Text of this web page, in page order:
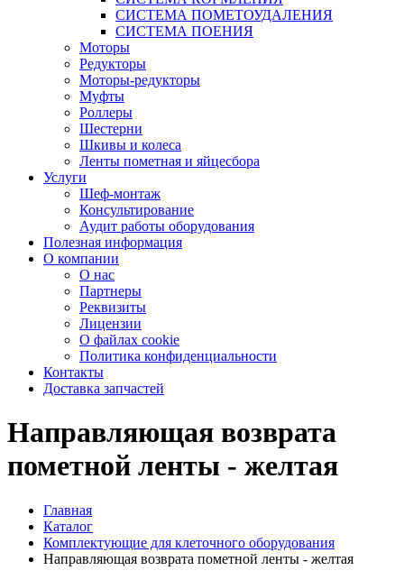
СИСТЕМА ПОМЕТОУДАЛЕНИЯ
СИСТЕМА ПОЕНИЯ
Моторы
Редукторы
Моторы-редукторы
Муфты
Роллеры
Шестерни
Шкивы и колеса
Ленты пометная и яйцесбора
Услуги
Шеф-монтаж
Консультирование
Аудит работы оборудования
Полезная информация
О компании
О нас
Партнеры
Реквизиты
Лицензии
О файлах cookie
Политика конфиденциальности
Контакты
Доставка запчастей
Направляющая возврата
пометной ленты - желтая
Главная
Каталог
Комплектующие для клеточного оборудования
Направляющая возврата пометной ленты - желтая